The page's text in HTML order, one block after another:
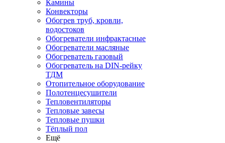
Камины
Конвекторы
Обогрев труб, кровли,
водостоков
Обогреватели инфрактасные
Обогреватели масляные
Обогреватель газовый
Обогреватель на DIN-рейку
ТДМ
Отопительное оборудование
Полотенцесушители
Тепловентиляторы
Тепловые завесы
Тепловые пушки
Тёплый пол
Ещё